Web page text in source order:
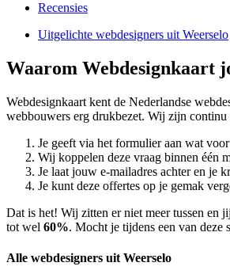
Recensies
Uitgelichte webdesigners uit Weerselo
Waarom Webdesignkaart
Webdesignkaart kent de Nederlandse
webbouwers erg drukbezet. Wij zijn continu
Je geeft via het formulier aan wat
Wij koppelen deze vraag binnen één
Je laat jouw e-mailadres achter en je
Je kunt deze offertes op je gemak
Dat is het! Wij zitten er niet meer tussen en
tot wel 60%. Mocht je tijdens een van deze
Alle webdesigners uit Weerselo